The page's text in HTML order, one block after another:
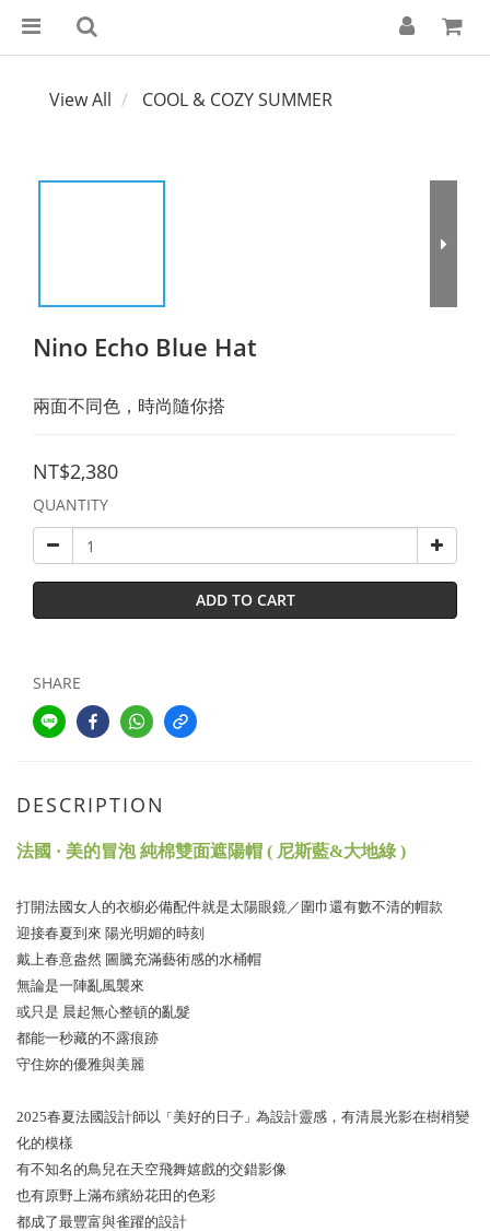
View All COOL & COZY SUMMER
Nino Echo Blue Hat
兩面不同色，時尚隨你搭
NT$2,380
QUANTITY
ADD TO CART
SHARE
DESCRIPTION
法國 · 美的冒泡 純棉雙面遮陽帽 ( 尼斯藍&大地綠 )
打開法國女人的衣櫥必備配件就是太陽眼鏡／圍巾還有數不清的帽款
迎接春夏到來 陽光明媚的時刻
戴上春意盎然 圖騰充滿藝術感的水桶帽
無論是一陣亂風襲來
或只是 晨起無心整頓的亂髮
都能一秒藏的不露痕跡
守住妳的優雅與美麗
2025春夏法國設計師以 「美好的日子 」 為設計靈感，有清晨光影在樹梢變
化的模樣
有不知名的鳥兒在天空飛舞嬉戲的交錯影像
也有原野上滿布繽紛花田的色彩
都成了最豐富與雀躍的設計